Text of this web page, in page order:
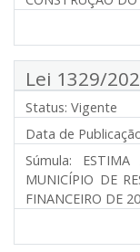
Lei 1329/
Status: Vigente
Data de
Súmula: ESTIMA
MUNICÍPIO DE
FINANCEIRO DE